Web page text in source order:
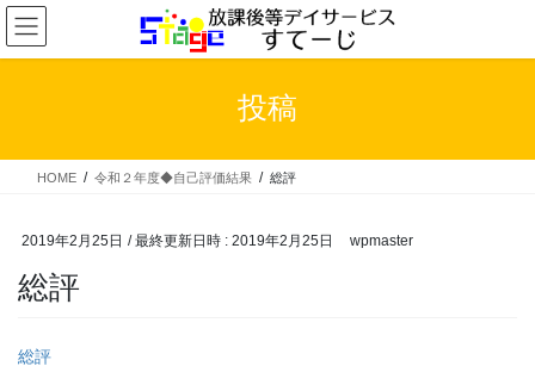
コ
ン
テ
ス
ナ
ビ
ゲ
ン
投稿
HOME 令和２年度◆自己評価結果 総評
2019年2月25日 / 最終更新日時 : 2019年2月25日 wpmaster
総評
総評